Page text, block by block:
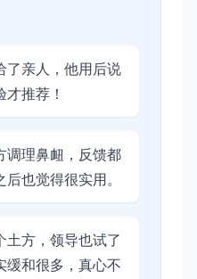
了亲人，他用后说
推荐！
调理鼻衄，反馈都
也觉得很实用。
土方，领导也试了
缓和很多，真心不